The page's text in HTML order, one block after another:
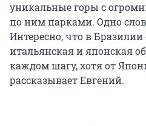
уникальные горы с
по ним парками. Одно
Интересно, что в
итальянская и японская
каждом шагу, хотя от
рассказывает Евгений.